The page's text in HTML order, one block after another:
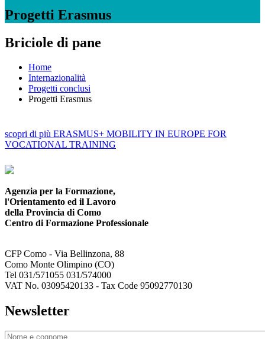
Progetti Erasmus
Briciole di pane
Home
Internazionalità
Progetti conclusi
Progetti Erasmus
scopri di più ERASMUS+ MOBILITY IN EUROPE FOR
VOCATIONAL TRAINING
Agenzia per la Formazione,
l'Orientamento ed il Lavoro
della Provincia di Como
Centro di Formazione Professionale
CFP Como - Via Bellinzona, 88
Como Monte Olimpino (CO)
Tel 031/571055 031/574000
VAT No. 03095420133 - Tax Code 95092770130
Newsletter